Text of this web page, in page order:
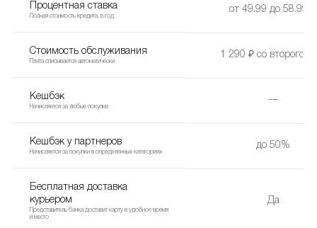
Процентная ставка
Полная стоимость кредита, в год
от 49.99 до 58.99%
Стоимость обслуживания
Плата списывается автоматически
1 290 ₽ со второго
Кешбэк
Начисляется за любые покупки
—
Кешбэк у партнеров
Начисляется за покупки в определенных категориях
до 50%
Бесплатная доставка
курьером
Представитель банка доставит карту в удобное время
и место
Да